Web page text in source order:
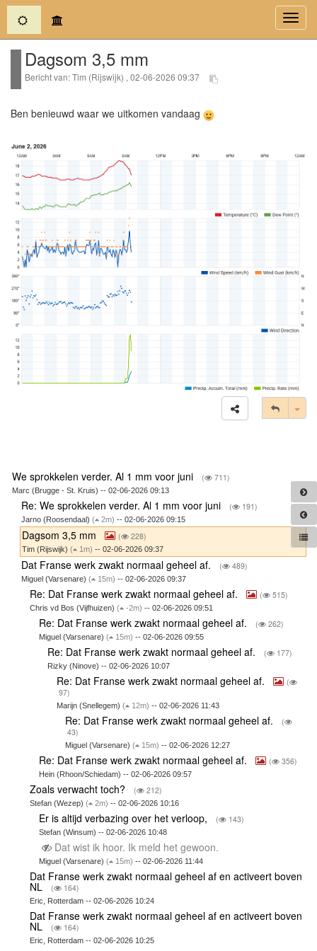
(current)
Dagsom 3,5 mm
Bericht van: Tim (Rijswijk) , 02-06-2026 09:37
Ben benieuwd waar we uitkomen vandaag
We sprokkelen verder. Al 1 mm voor juni ( 711)
Marc (Brugge - St. Kruis) -- 02-06-2026 09:13
Re: We sprokkelen verder. Al 1 mm voor juni ( 191)
Jarno (Roosendaal) ( 2m) -- 02-06-2026 09:15
Dagsom 3,5 mm ( 228)
Tim (Rijswijk) ( 1m) -- 02-06-2026 09:37
Dat Franse werk zwakt normaal geheel af. ( 489)
Miguel (Varsenare) ( 15m) -- 02-06-2026 09:37
Re: Dat Franse werk zwakt normaal geheel af. ( 515)
Chris vd Bos (Vijfhuizen)( -2m) -- 02-06-2026 09:51
Re: Dat Franse werk zwakt normaal geheel af. ( 262)
Miguel (Varsenare) ( 15m) -- 02-06-2026 09:55
Re: Dat Franse werk zwakt normaal geheel af. ( 177)
Rizky (Ninove) -- 02-06-2026 10:07
Re: Dat Franse werk zwakt normaal geheel af.
(
97)
Marijn (Snellegem) ( 12m) -- 02-06-2026 11:43
Re: Dat Franse werk zwakt normaal geheel af.
(
43)
Miguel (Varsenare)( 15m) -- 02-06-2026 12:27
Re: Dat Franse werk zwakt normaal geheel af. ( 356)
Hein (Rhoon/Schiedam) -- 02-06-2026 09:57
Zoals verwacht toch? ( 212)
Stefan (Wezep)( 2m) -- 02-06-2026 10:16
Er is altijd verbazing over het verloop, ( 143)
Stefan (Winsum) -- 02-06-2026 10:48
Dat wist ik hoor. Ik meld het gewoon.
Miguel (Varsenare) ( 15m) -- 02-06-2026 11:44
Dat Franse werk zwakt normaal geheel af en activeert boven
NL ( 164)
Eric, Rotterdam -- 02-06-2026 10:24
Dat Franse werk zwakt normaal geheel af en activeert boven
NL ( 164)
Eric, Rotterdam -- 02-06-2026 10:25